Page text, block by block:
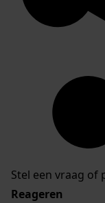
Stel een vraag of
Reageren